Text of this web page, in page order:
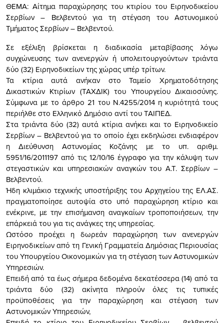
ΘΕΜΑ: Αίτημα παραχώρησης του κτιρίου του Ειρηνοδικείου
Σερβίων – Βελβεντού για τη στέγαση του Αστυνομικού
Τμήματος Σερβίων – Βελβεντού.
Σε εξέλιξη βρίσκεται η διαδικασία μεταβίβασης λόγω
συγχώνευσης των ανενεργών ή υπολειτουργούντων τριάντα
δύο (32) Ειρηνοδικείων της χώρας υπέρ τρίτων.
Τα κτίρια αυτά ανήκαν στο Ταμείο Χρηματοδότησης
Δικαστικών Κτιρίων (ΤΑΧΔΙΚ) του Υπουργείου Δικαιοσύνης.
Σύμφωνα με το άρθρο 21 του Ν.4255/2014 η κυριότητά τους
περιήλθε στο Ελληνικό Δημόσιο αντί του ΤΑΙΠΕΔ.
Στα τριάντα δύο (32) αυτά κτίρια ανήκει και το Ειρηνοδικείο
Σερβίων – Βελβεντού για το οποίο έχει εκδηλώσει ενδιαφέρον
η Διεύθυνση Αστυνομίας Κοζάνης με το υπ. αριθμ.
5951/16/2011197 από τις 12/10/16 έγγραφο για την κάλυψη των
στεγαστικών και υπηρεσιακών αναγκών του Α.Τ. Σερβίων –
Βελβεντού.
Ήδη κλιμάκιο τεχνικής υποστήριξης του Αρχηγείου της ΕΛ.ΑΣ.
πραγματοποίησε αυτοψία στο υπό παραχώρηση κτίριο και
ενέκρινε, με την επισήμανση αναγκαίων τροποποιήσεων, την
επάρκειά του για τις ανάγκες της υπηρεσίας.
Ωστόσο προέχει η δωρεάν παραχώρηση των ανενεργών
Ειρηνοδικείων από τη Γενική Γραμματεία Δημόσιας Περιουσίας
του Υπουργείου Οικονομικών για τη στέγαση των Αστυνομικών
Υπηρεσιών.
Επειδή από τα έως σήμερα δεδομένα δεκατέσσερα (14) από τα
τριάντα δύο (32) ακίνητα πληρούν όλες τις τυπικές
προϋποθέσεις για την παραχώρηση και στέγαση των
Αστυνομικών Υπηρεσιών,